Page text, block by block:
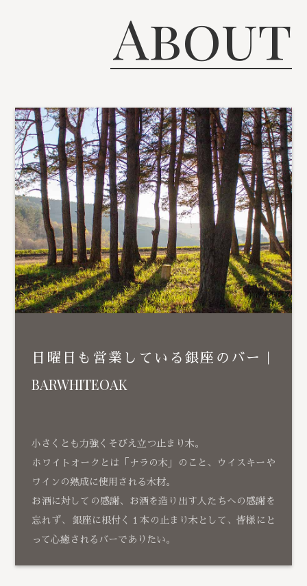
About
日曜日も営業している銀座のバー｜
BARWHITEOAK
小さくとも力強くそびえ立つ止まり木。
ホワイトオークとは「ナラの木」のこと、ウイスキーや
ワインの熟成に使用される木材。
お酒に対しての感謝、お酒を造り出す人たちへの感謝を
忘れず、 銀座に根付く１本の止まり木として、皆様にと
って心癒されるバーでありたい。